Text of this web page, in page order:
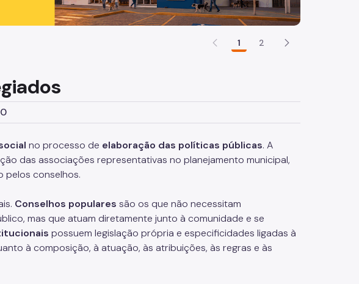
1 2
no processo de elaboração das políticas públicas. A
das associações representativas no planejamento municipal,
pelos conselhos.
Conselhos populares são os que não necessitam
mas que atuam diretamente junto à comunidade e se
possuem legislação própria e especificidades ligadas à
à composição, à atuação, às atribuições, às regras e às